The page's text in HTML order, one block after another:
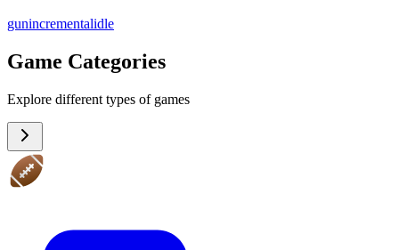
gunincrementalidle
Game Categories
Explore different types of games